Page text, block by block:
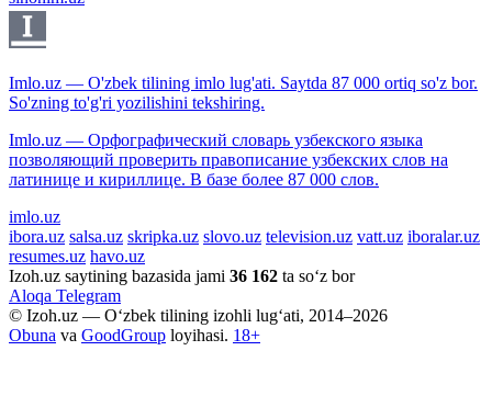
Imlo.uz — O'zbek tilining imlo lug'ati. Saytda 87 000 ortiq so'z bor.
So'zning to'g'ri yozilishini tekshiring.
Imlo.uz — Орфографический словарь узбекского языка
позволяющий проверить правописание узбекских слов на
латинице и кириллице. В базе более 87 000 слов.
imlo.uz
ibora.uz salsa.uz skripka.uz slovo.uz television.uz vatt.uz iboralar.uz
resumes.uz havo.uz
Izoh.uz saytining bazasida jami 36 162 ta so‘z bor
Aloqa Telegram
© Izoh.uz — O‘zbek tilining izohli lug‘ati, 2014–2026
Obuna va GoodGroup loyihasi. 18+